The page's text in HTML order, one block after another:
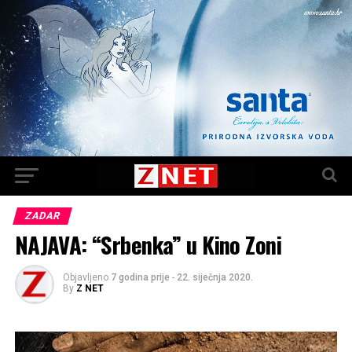
ZADAR
NAJAVA: “Srbenka” u Kino Zoni
Objavljeno 7 godina prije - 22. siječnja 2020.
By Z NET